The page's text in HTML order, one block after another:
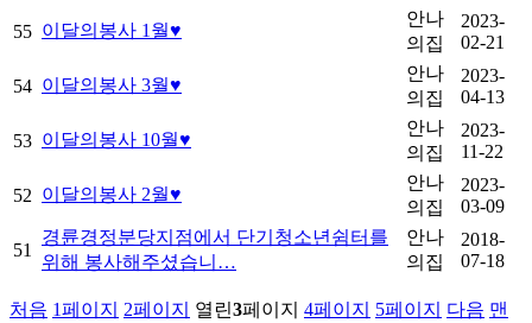
55 이달의봉사 1월♥
안나
의집
2023-
02-21
54 이달의봉사 3월♥
안나
의집
2023-
04-13
53 이달의봉사 10월♥
안나
의집
2023-
11-22
52 이달의봉사 2월♥
안나
의집
2023-
03-09
51
경륜경정분당지점에서 단기청소년쉼터를
위해 봉사해주셨습니…
안나
의집
2018-
07-18
처음 1페이지 2페이지 열린3페이지 4페이지 5페이지 다음 맨